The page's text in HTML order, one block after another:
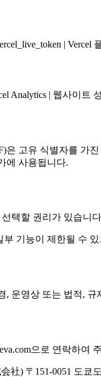
| Vercel
Analytics | 웹사이
은 고유 식별자를 가
에 사용됩니다.
택할 권리가 있습니
기능이 제한될 수
, 운영상 또는 법적,
으로 연락하여
社) 〒151-0051 도쿄